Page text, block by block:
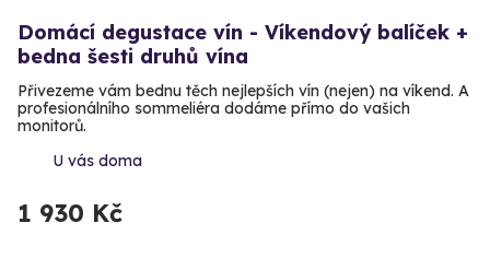
Domácí degustace vín - Víkendový balíček +
bedna šesti druhů vína
Přivezeme vám bednu těch nejlepších vín (nejen) na víkend. A
profesionálního sommeliéra dodáme přímo do vašich
monitorů.
U vás doma
1 930 Kč